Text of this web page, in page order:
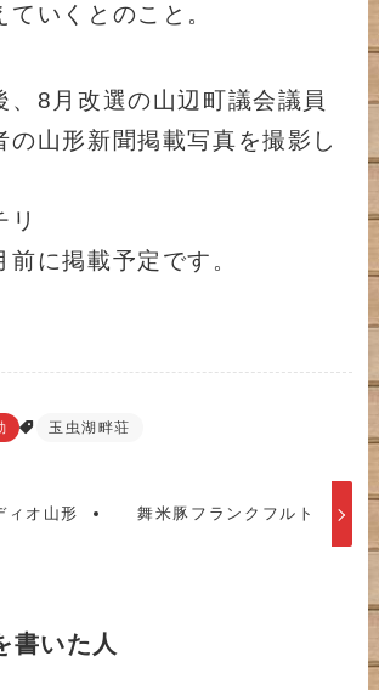
いくとのこと。
、8月改選の山辺町議会議員
の山形新聞掲載写真を撮影し
リ
に掲載予定です。
玉虫湖畔荘
ィオ山形 舞米豚フランクフルト
書いた人